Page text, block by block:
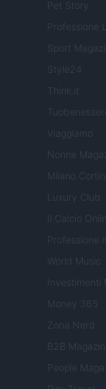
Professione
Sport
Style24
Think.it
Tuobenessere
Viaggiamo
Nonne
Milano Cortina
Luxury Club
Il Calcio
Professione
World Music
Investimenti
Money 365
Zona Nerd
B2B Magazine
People